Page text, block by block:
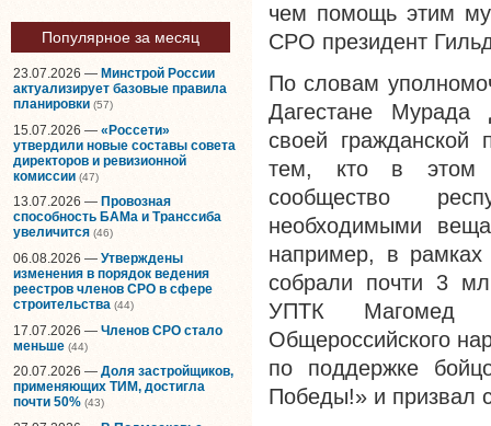
Популярное за месяц
23.07.2026 — Минстрой России
актуализирует базовые правила
планировки (57)
15.07.2026 — «Россети»
утвердили новые составы совета
директоров и ревизионной
комиссии (47)
13.07.2026 — Провозная
способность БАМа и Транссиба
увеличится (46)
06.08.2026 — Утверждены
изменения в порядок ведения
реестров членов СРО в сфере
строительства (44)
17.07.2026 — Членов СРО стало
меньше (44)
20.07.2026 — Доля застройщиков,
применяющих ТИМ, достигла
почти 50% (43)
чем помощь этим
СРО президент
По словам
Дагестане Мурада
своей
тем, кто в этом
сообщество
необходимыми
например, в
собрали почти 3
УПТК Магомед
Общероссийского
по поддержке
Победы!» и призвал